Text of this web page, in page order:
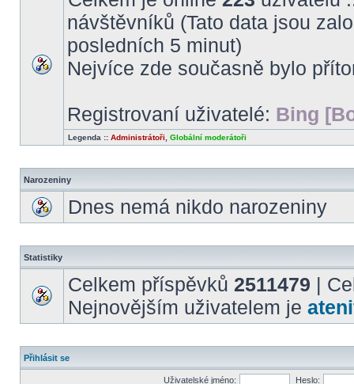
návštěvníků (Tato data jsou
posledních 5 minut)
Nejvíce zde současně bylo
Registrovaní uživatelé: Bing
Legenda :: Administrátoři Globální moderátoři
Narozeniny
Dnes nemá nikdo narozeniny
Statistiky
Celkem příspěvků 2511479 |
Nejnovějším uživatelem je
Přihlásit se
Uživatelské jméno: Heslo: